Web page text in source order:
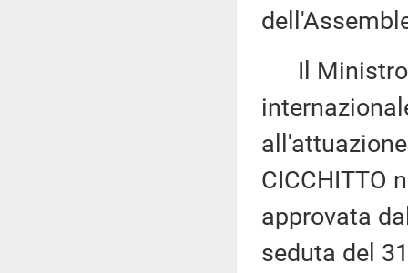
Il Ministro
CICCHITTO
approvata
seduta del